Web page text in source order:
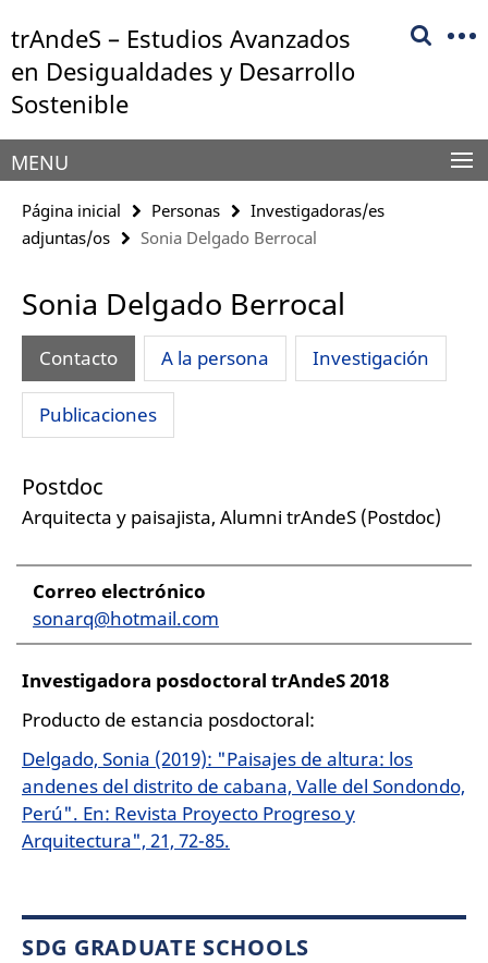
direkt
zu
Inhalt
trAndeS – Estudios Avanzados
en Desigualdades y Desarrollo
Sostenible
Herramientas
de
navegación
MENU
Página inicial Personas
Investigadoras/es
adjuntas/os
Sonia Delgado Berrocal
Sonia Delgado Berrocal
Contacto A la persona Investigación
Publicaciones
Postdoc
Arquitecta y paisajista, Alumni trAndeS (Postdoc)
Correo electrónico
sonarq@hotmail.com
Investigadora posdoctoral trAndeS 2018
Producto de estancia posdoctoral:
Delgado, Sonia (2019): "Paisajes de altura: los
andenes del distrito de cabana, Valle del Sondondo,
Perú". En: Revista Proyecto Progreso y
Arquitectura", 21, 72-85.
SDG GRADUATE SCHOOLS